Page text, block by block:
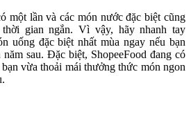
một lần và các món nước đặc biệt cũng
gian ngắn. Vì vậy, hãy nhanh tay
uống đặc biệt nhất mùa ngay nếu bạn
sau. Đặc biệt, ShopeeFood đang có
vừa thoải mái thưởng thức món ngon